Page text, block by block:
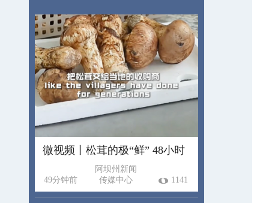
微视频丨松茸的极“鲜” 48小时
49分钟前
阿坝州新闻
传媒中心
1141